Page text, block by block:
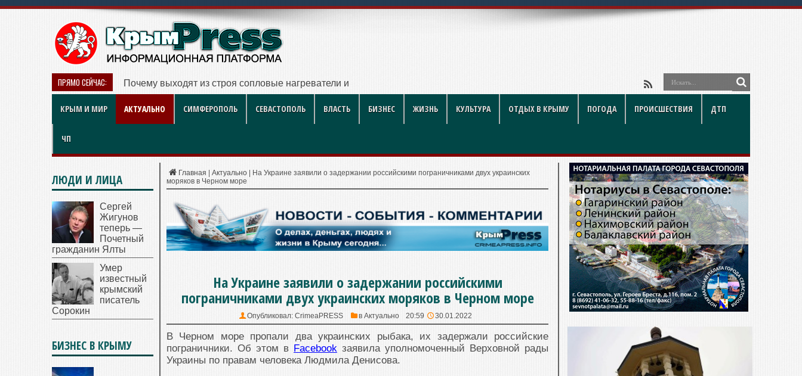
ПРЯМО СЕЙЧАС: Почему выходят из строя сопловые нагреватели и как увеличить их срок службы: инженерный взгл
КРЫМ И МИР АКТУАЛЬНО СИМФЕРОПОЛЬ СЕВАСТОПОЛЬ ВЛАСТЬ БИЗНЕС ЖИЗНЬ КУЛЬТУРА ОТДЫХ В КРЫМУ ПОГОДА ПРОИСШЕСТВИЯ ДТП
ЧП
Главная Актуально
На Украине заявили о задержании российскими пограничниками двух украинских
моряков в Черном море
На Украине заявили о задержании российскими
пограничниками двух украинских моряков в Черном море
Опубликовал: CrimeaPRESS в Актуально 20:59 30.01.2022
В Черном море пропали два украинских рыбака, их задержали российские
пограничники. Об этом в Facebook заявила уполномоченный Верховной рады
Украины по правам человека Людмила Денисова.
ЛЮДИ И ЛИЦА
Сергей
Жигунов
теперь —
Почетный
гражданин Ялты
Умер
известный
крымский
писатель
Сорокин
БИЗНЕС В КРЫМУ